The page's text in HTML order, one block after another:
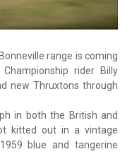
range is coming
rider Billy
new Thruxtons through
in both the British and
kitted out in a vintage
blue and tangerine